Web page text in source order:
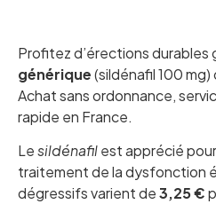
Profitez d’érections durables
générique(sildénafil 100 mg)
Achat sans ordonnance,
rapide en France.
Lesildénafilest apprécié
traitement de la dysfonction
dégressifs varient de3,25 €